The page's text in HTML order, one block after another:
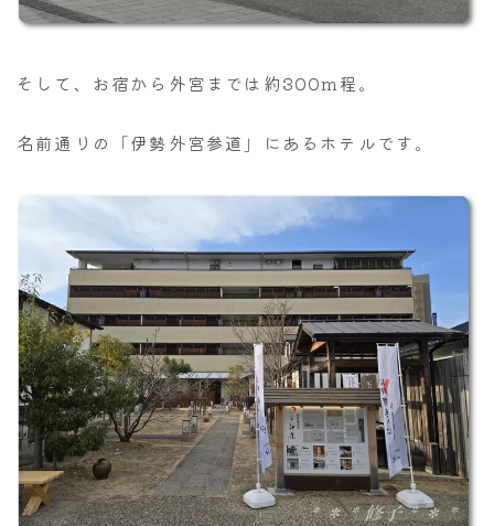
そして、お宿から外宮までは約300m程。
名前通りの「伊勢外宮参道」にあるホテルです。